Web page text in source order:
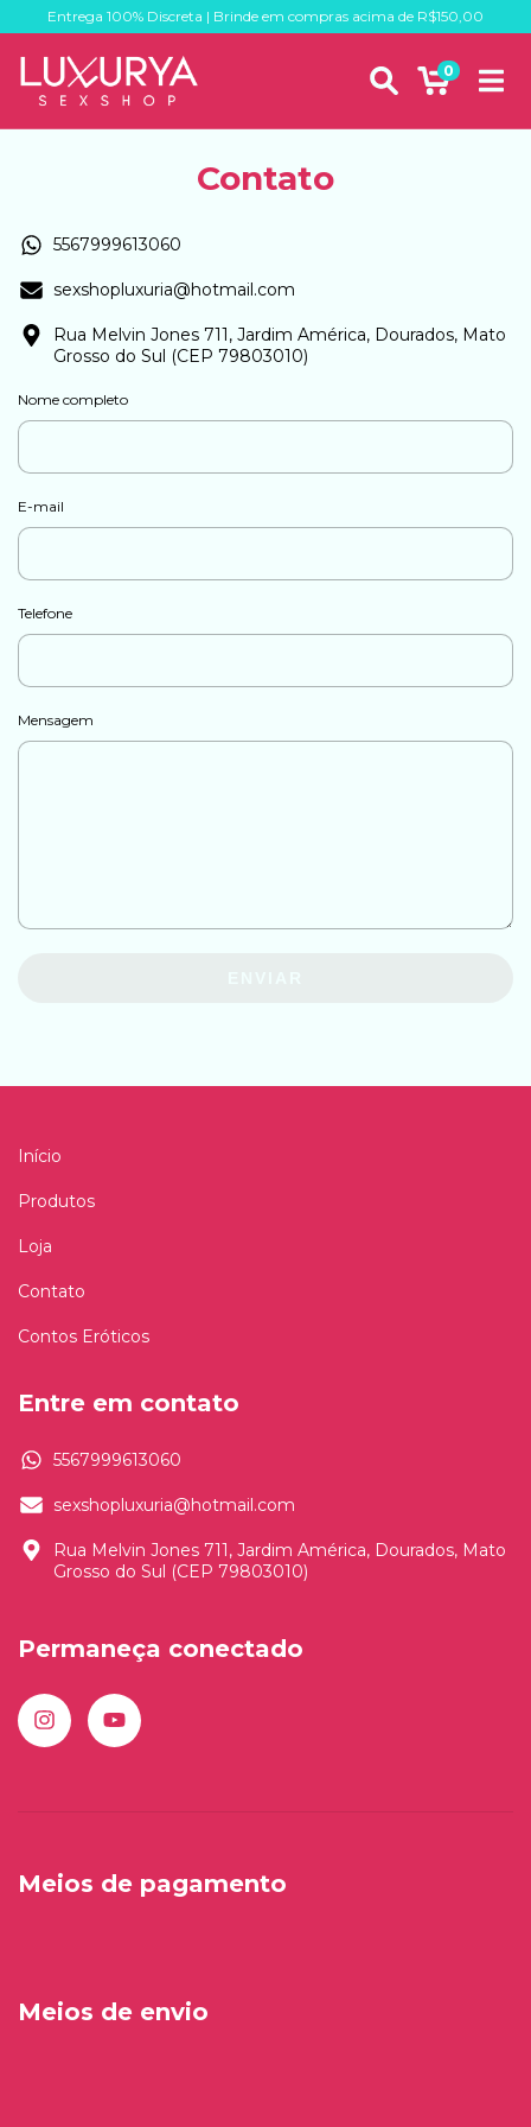
Entrega 100% Discreta | Brinde em compras acima de R$150,00
0
Contato
5567999613060
sexshopluxuria@hotmail.com
Rua Melvin Jones 711, Jardim América, Dourados, Mato
Grosso do Sul (CEP 79803010)
Nome completo
E-mail
Telefone
Mensagem
Início
Produtos
Loja
Contato
Contos Eróticos
Entre em contato
5567999613060
sexshopluxuria@hotmail.com
Rua Melvin Jones 711, Jardim América, Dourados, Mato
Grosso do Sul (CEP 79803010)
Permaneça conectado
Meios de pagamento
Meios de envio